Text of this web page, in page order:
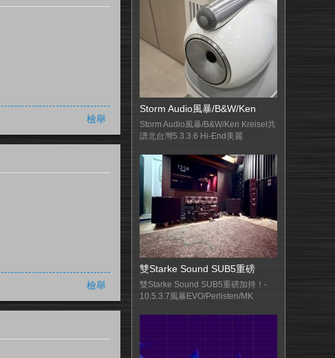
檢舉
檢舉
Storm Audio風暴/B&W/Ken
Storm Audio風暴/B&W/Ken Kreisel共
譜北台灣5.3.3.6 Hi-End美麗
雙Starke Sound SUB5重磅
雙Starke Sound SUB5重磅加持！-
10.5.3.7風暴EVO/Perlisten/MK